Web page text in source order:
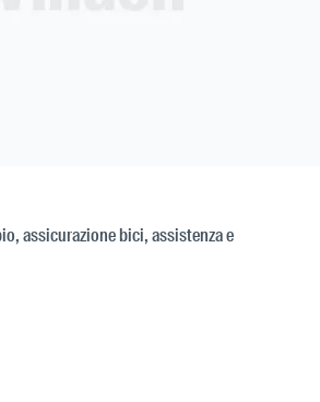
assicurazione bici, assistenza e